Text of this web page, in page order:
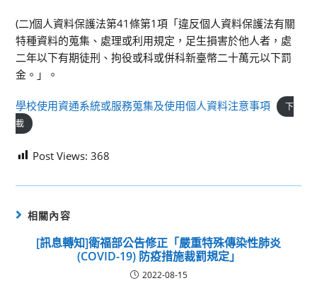
(二)個人資料保護法第41條第1項「違反個人資料保護法有關
特種資料的蒐集、處理或利用規定，足生損害於他人者，處
二年以下有期徒刑、拘役或科或併科新臺幣二十萬元以下罰
金。」。
學校使用資通系統或服務蒐集及使用個人資料注意事項
下
載
Post Views: 368
相關內容
[訊息轉知]衛福部公告修正「嚴重特殊傳染性肺炎
(COVID-19) 防疫措施裁罰規定」
2022-08-15